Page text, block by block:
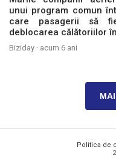
unui program comun
care pasagerii să
deblocarea călătoriilor
Biziday · acum 6 ani
Politica de